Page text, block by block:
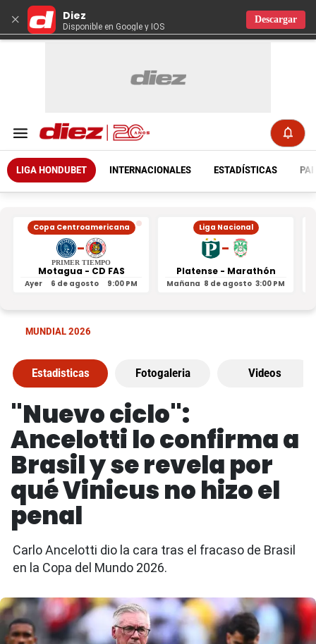
× Diez
Disponible en Google y IOS
Descargar
LIGA HONDUBET INTERNACIONALES ESTADÍSTICAS
Copa Centroamericana
-
PRIMER TIEMPO
Motagua - CD FAS
Ayer 6 de agosto 9:00 PM
Liga Nacional
-
Platense - Marathón
Mañana 8 de agosto 3:00 PM
MUNDIAL 2026
Estadisticas Fotogaleria Videos
"Nuevo ciclo":
Ancelotti lo confirma a
Brasil y se revela por
qué Vinicus no hizo el
penal
Carlo Ancelotti dio la cara tras el fracaso de Brasil
en la Copa del Mundo 2026.